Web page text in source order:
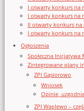
I otwarty konkurs na
I otwarty konkurs na
II otwarty konkurs na
I otwarty konkurs na
Ogłoszenia
Społeczna Inicjatywa
Zintegrowane plany
ZPI Gąsiorowo
Wniosek
Opinie,
ZPI Waplewo –